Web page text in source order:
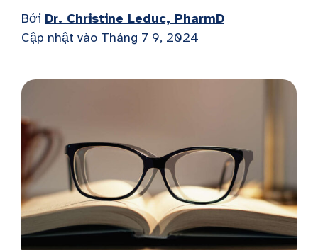
Bởi Dr. Christine Leduc, PharmD
Cập nhật vào Tháng 7 9, 2024